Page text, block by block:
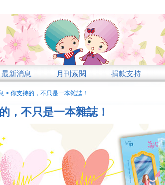
最新消息 月刊索閱 捐款支持
> 你支持的，不只是一本雜誌！
，不只是一本雜誌！